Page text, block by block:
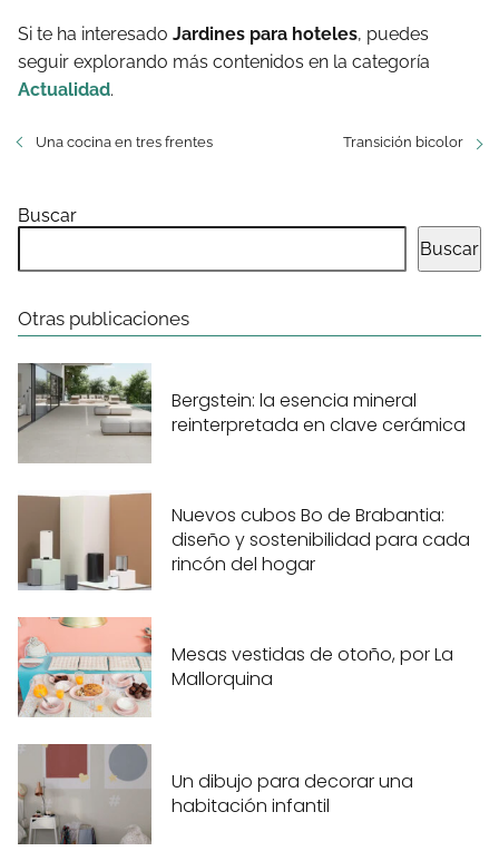
Si te ha interesado Jardines para hoteles, puedes
seguir explorando más contenidos en la categoría
Actualidad.
Una cocina en tres frentes Transición bicolor
Buscar
Buscar
Otras publicaciones
Bergstein: la esencia mineral
reinterpretada en clave cerámica
Nuevos cubos Bo de Brabantia:
diseño y sostenibilidad para cada
rincón del hogar
Mesas vestidas de otoño, por La
Mallorquina
Un dibujo para decorar una
habitación infantil